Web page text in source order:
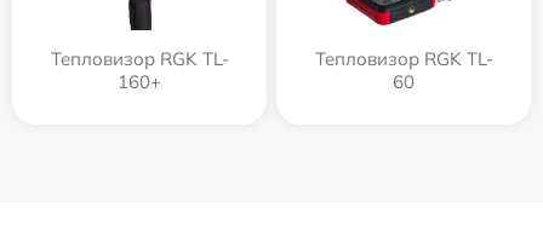
Тепловизор RGK TL-
160+
Тепловизор RGK TL-
60